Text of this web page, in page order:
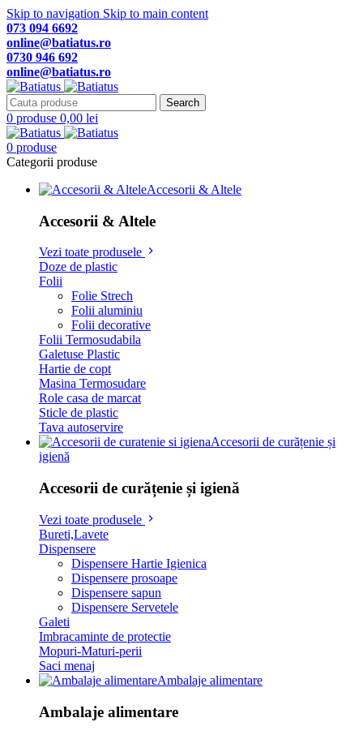
Skip to navigation Skip to main content
073 094 6692
online@batiatus.ro
0730 946 692
online@batiatus.ro
Search
0 produse 0,00 lei
0 produse
Categorii produse
Accesorii & Altele
Accesorii & Altele
Vezi toate produsele
Doze de plastic
Folii
Folie Strech
Folii aluminiu
Folii decorative
Folii Termosudabila
Galetuse Plastic
Hartie de copt
Masina Termosudare
Role casa de marcat
Sticle de plastic
Tava autoservire
Accesorii de curățenie și
igienă
Accesorii de curățenie și igienă
Vezi toate produsele
Bureti,Lavete
Dispensere
Dispensere Hartie Igienica
Dispensere prosoape
Dispensere sapun
Dispensere Servetele
Galeti
Imbracaminte de protectie
Mopuri-Maturi-perii
Saci menaj
Ambalaje alimentare
Ambalaje alimentare